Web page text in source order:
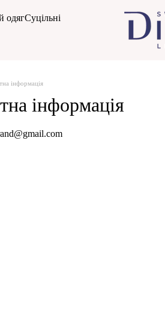
одягСуцільні
інформація
інформація